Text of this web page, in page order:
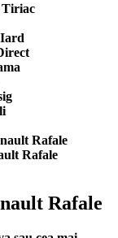
Tiriac
Rafale
Rafale
Rafale